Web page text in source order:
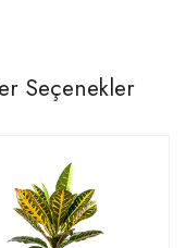
Seçenekler